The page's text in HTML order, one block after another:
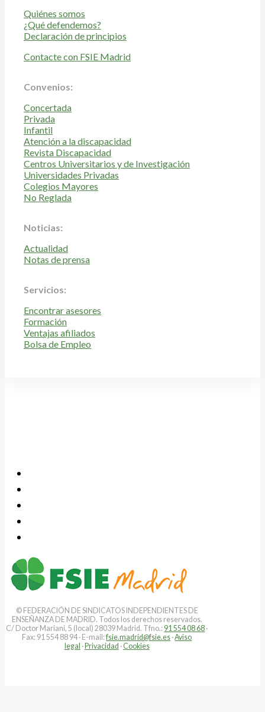
Quiénes somos
¿Qué defendemos?
Declaración de principios
Contacte con FSIE Madrid
Convenios:
Concertada
Privada
Infantil
Atención a la discapacidad
Revista Discapacidad
Centros Universitarios y de Investigación
Universidades Privadas
Colegios Mayores
No Reglada
Noticias:
Actualidad
Notas de prensa
Servicios:
Encontrar asesores
Formación
Ventajas afiliados
Bolsa de Empleo
© FEDERACIÓN DE SINDICATOS INDEPENDIENTES DE
ENSEÑANZA DE MADRID. Todos los derechos reservados.
C/ Doctor Mariani, 5 (local) 28039 Madrid. Tfno.: 91 554 08 68 ·
Fax: 91 554 88 94 · E-mail:fsie.madrid@fsie.es ·Aviso
legal ·Privacidad · Cookies